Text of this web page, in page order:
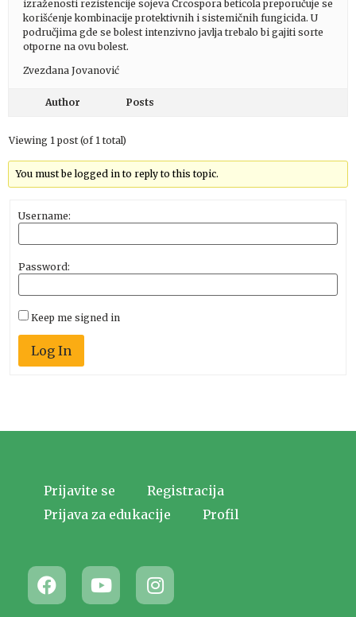
izraženosti rezistencije sojeva Crcospora beticola preporučuje se
korišćenje kombinacije protektivnih i sistemičnih fungicida. U
područjima gde se bolest intenzivno javlja trebalo bi gajiti sorte
otporne na ovu bolest.
Zvezdana Jovanović
Author Posts
Viewing 1 post (of 1 total)
You must be logged in to reply to this topic.
Username:
Password:
Keep me signed in
Log In
Prijavite se
Registracija
Prijava za edukacije
Profil